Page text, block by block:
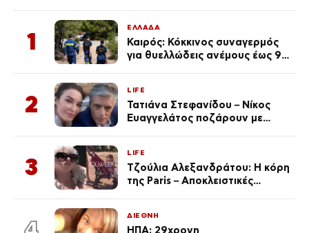
1
ΕΛΛΑΔΑ
Καιρός: Κόκκινος συναγερμός
για θυελλώδεις ανέμους έως 9
2
LIFE
Τατιάνα Στεφανίδου – Νίκος
Ευαγγελάτος ποζάρουν με
3
LIFE
Τζούλια Αλεξανδράτου: Η κόρη
της Paris – Αποκλειστικές
ΔΙΕΘΝΗ
ΗΠΑ: 29χρονη